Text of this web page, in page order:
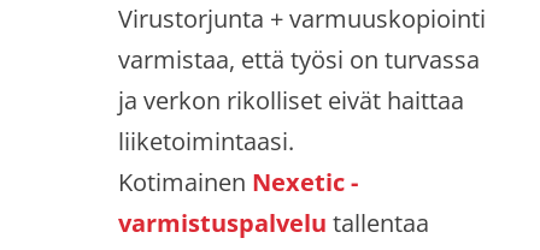
Virustorjunta + varmuuskopiointi
varmistaa, että työsi on turvassa
ja verkon rikolliset eivät haittaa
liiketoimintaasi.
Kotimainen Nexetic -
varmistuspalvelu tallentaa